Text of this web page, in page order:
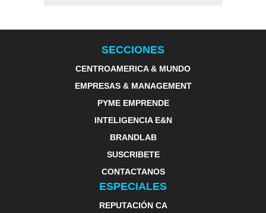
SECCIONES
CENTROAMERICA & MUNDO
EMPRESAS & MANAGEMENT
PYME EMPRENDE
INTELIGENCIA E&N
BRANDLAB
SUSCRIBETE
CONTACTANOS
ESPECIALES
REPUTACIÓN CA